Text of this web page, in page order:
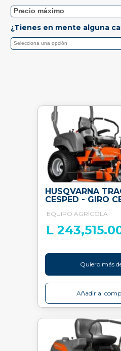
¿Tienes en mente alguna
HUSQVARNA
CESPED - GIRO
EQUIPO AGRÍCOLA
L
Quiero más
Añadir al